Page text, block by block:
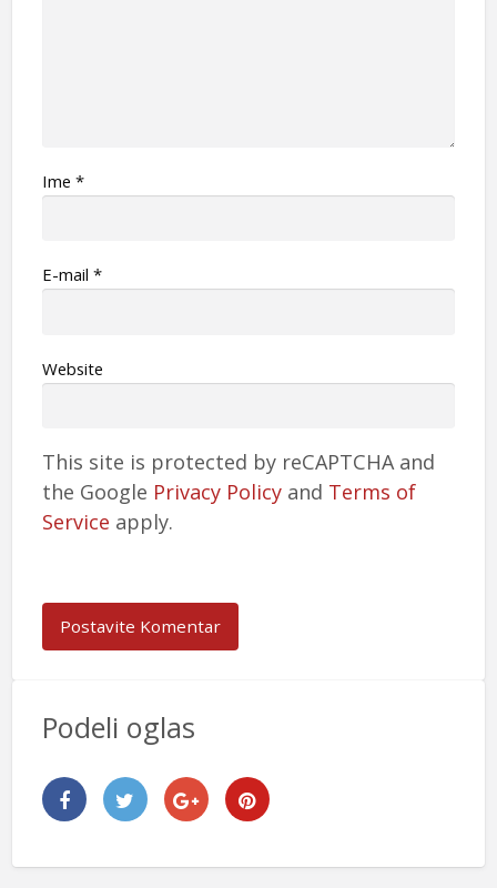
Ime *
Е-mail *
Website
This site is protected by reCAPTCHA and
the Google Privacy Policyand Terms of
Service apply.
Podeli oglas